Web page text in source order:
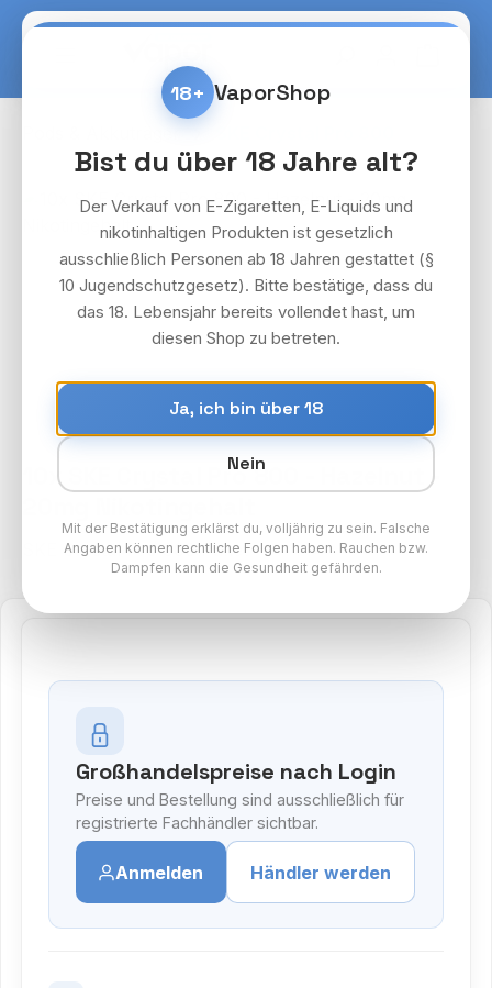
Zum Hauptinhalt springen
Bildergalerie überspringen
10x SKE Crystal Pro 800 - Hazelnut -
SKE Crystal Pro 800 Paket
Großhandelspreise nach Login
Preise und Bestellung sind ausschließlich für
registrierte Fachhändler sichtbar.
Anmelden Händler werden
18+ VaporShop
Bist du über 18 Jahre alt?
Der Verkauf von E-Zigaretten, E-Liquids und
nikotinhaltigen Produkten ist gesetzlich
ausschließlich Personen ab 18 Jahren gestattet (§
10 Jugendschutzgesetz). Bitte bestätige, dass du
das 18. Lebensjahr bereits vollendet hast, um
diesen Shop zu betreten.
Ja, ich bin über 18
Nein
Mit der Bestätigung erklärst du, volljährig zu sein. Falsche
Angaben können rechtliche Folgen haben. Rauchen bzw.
Dampfen kann die Gesundheit gefährden.